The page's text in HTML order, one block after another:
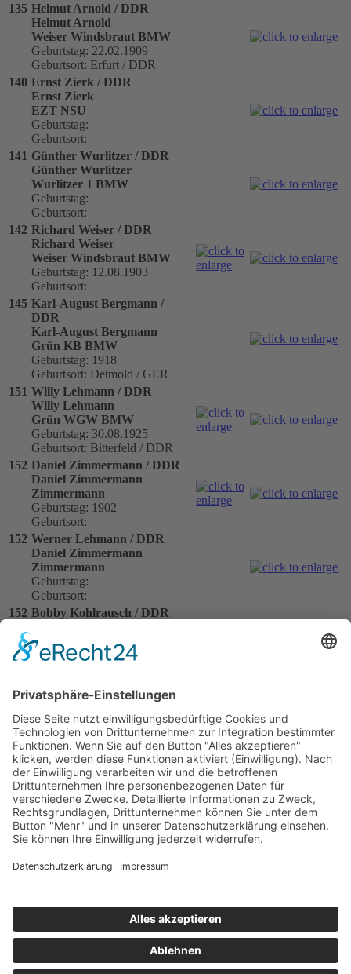
135 Helmut Arnold / DDR
Helmut Arnold
Weiser Windsbraut BMW
Geburtstag: 22.02.1909
Geburtsort: Erfurt / DDR
140 Ernst Zierk / DDR
Ernst Zierk
EZT NSU
Geburtstag:
Geburtsort:
141 Günther Wurlitzer / DDR
Günther Wurlitzer
Wurlitzer 1 BMW
Geburtstag:
Geburtsort:
142 Richard Weiser / DDR
Richard Weiser
Weiser Windsbraut BMW
Geburtstag: 12.08.1903
Geburtsort:
145 Karl-August Bergmann /
DDR
Karl-August Bergmann
Grün KB BMW
Geburtstag: 1918
Geburtsort: Detmold / GER
151 Willy Lehmann / DDR
Willy Lehmann
Grün WGW BMW
Geburtstag: 30.08.1925
Geburtsort: Bitterfeld / DDR
152 Daniel Zimmermann / DDR
Daniel Zimmermann
Zimmermann
Geburtstag: 1902
Geburtsort:
152 Werner Lehmann / DDR
Daniel Zimmermann
Zimmermann
Geburtstag:
Geburtsort:
152 Bobby Kohlrausch / DDR
GvB BMW
Geburtstag: 09.03.1904
DDR
Karl-August Bergmann
Grün BG JAP
Geburtstag: 1918
Geburtsort: Detmold / GER
157 Karl Rödel / DDR
Karl Rödel
HRKG JAP
Geburtstag:
Geburtsort:
Impressum
Jahrbuch